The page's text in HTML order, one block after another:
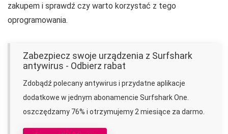
zakupem i sprawdź czy warto korzystać z tego
oprogramowania.
Zabezpiecz swoje urządzenia z Surfshark
antywirus - Odbierz rabat
Zdobądź polecany antywirus i przydatne aplikacje
dodatkowe w jednym abonamencie Surfshark One.
oszczędzamy 76% i otrzymujemy 2 miesiące za darmo.